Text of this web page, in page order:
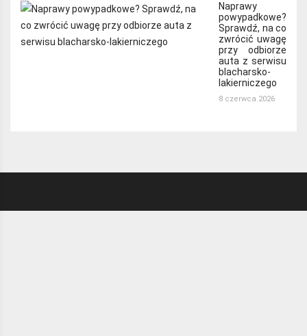
Naprawy
powypadkowe?
Sprawdź, na co
zwrócić uwagę
przy odbiorze
auta z serwisu
blacharsko-
lakierniczego
8 czerwca 2026